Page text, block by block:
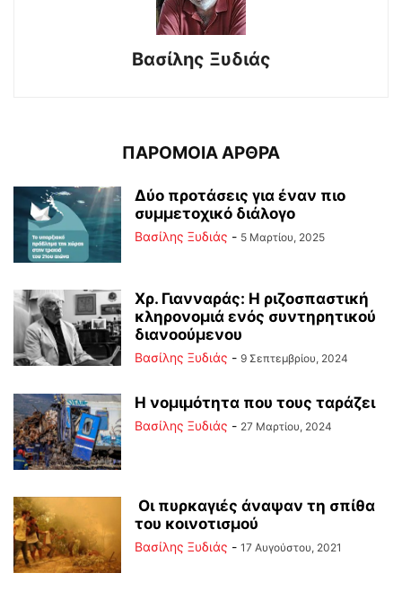
Βασίλης Ξυδιάς
ΠΑΡΟΜΟΙΑ ΑΡΘΡΑ
Δύο προτάσεις για έναν πιο
συμμετοχικό διάλογο
Βασίλης Ξυδιάς - 5 Μαρτίου, 2025
Χρ. Γιανναράς: Η ριζοσπαστική
κληρονομιά ενός συντηρητικού
διανοούμενου
Βασίλης Ξυδιάς - 9 Σεπτεμβρίου, 2024
Η νομιμότητα που τους ταράζει
Βασίλης Ξυδιάς - 27 Μαρτίου, 2024
Οι πυρκαγιές άναψαν τη σπίθα
του κοινοτισμού
Βασίλης Ξυδιάς - 17 Αυγούστου, 2021